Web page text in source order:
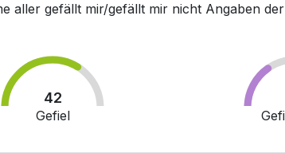
aller gefällt mir/gefällt mir nicht Angaben
42
Gefiel